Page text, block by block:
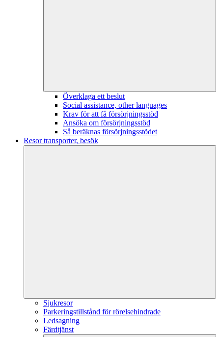
Överklaga ett beslut
Social assistance, other languages
Krav för att få försörjningsstöd
Ansöka om försörjningsstöd
Så beräknas försörjningsstödet
Resor transporter, besök
Sjukresor
Parkeringstillstånd för rörelsehindrade
Ledsagning
Färdtjänst